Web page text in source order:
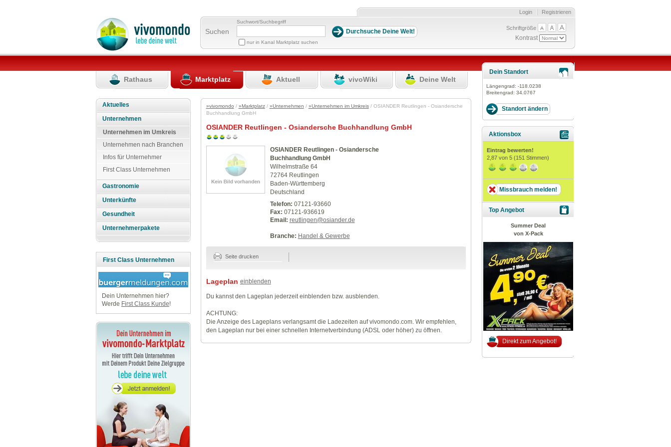
Registrieren
Login
Suchen
Suchwort/Suchbegriff
nur in Kanal Marktplatz suchen
Schriftgröße
Kontrast
Rathaus Marktplatz Aktuell vivoWiki Deine Welt
Aktuelles
Unternehmen
Unternehmen im Umkreis
Unternehmen nach Branchen
Infos für Unternehmer
First Class Unternehmen
Gastronomie
Unterkünfte
Gesundheit
Unternehmerpakete
First Class Unternehmen
Dein Unternehmen hier?
Werde First Class Kunde!
»vivomondo / »Marktplatz/ »Unternehmen / »Unternehmen im Umkreis/ OSIANDER Reutlingen - Osiandersche
Buchhandlung GmbH
OSIANDER Reutlingen - Osiandersche Buchhandlung GmbH
OSIANDER Reutlingen - Osiandersche
Buchhandlung GmbH
Wilhelmstraße 64
72764 Reutlingen
Baden-Württemberg
Deutschland
Telefon: 07121-93660
Fax: 07121-936619
Email: reutlingen@osiander.de
Branche: Handel & Gewerbe
Seite drucken
Lageplan einblenden
Du kannst den Lageplan jederzeit einblenden bzw. ausblenden.
ACHTUNG:
Die Anzeige des Lageplans verlangsamt die Ladezeiten auf vivomondo.com. Wir empfehlen,
den Lageplan nur bei einer schnellen Internetverbindung (ADSL oder höher) zu öffnen.
Dein Standort
Längengrad: -118.0238
Breitengrad: 34.0767
Aktionsbox
Eintrag bewerten!
2,87 von 5 (151 Stimmen)
Missbrauch melden!
Top Angebot
Summer Deal
von X-Pack
Direkt zum Angebot!